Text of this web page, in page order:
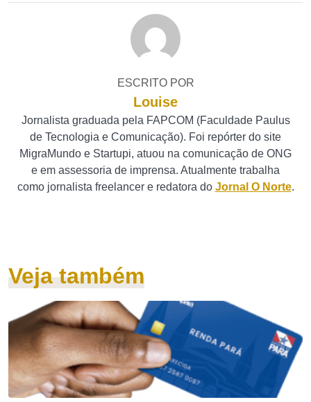
ESCRITO POR
Louise
Jornalista graduada pela FAPCOM (Faculdade Paulus
de Tecnologia e Comunicação). Foi repórter do site
MigraMundo e Startupi, atuou na comunicação de ONG
e em assessoria de imprensa. Atualmente trabalha
como jornalista freelancer e redatora do Jornal O Norte.
Veja também